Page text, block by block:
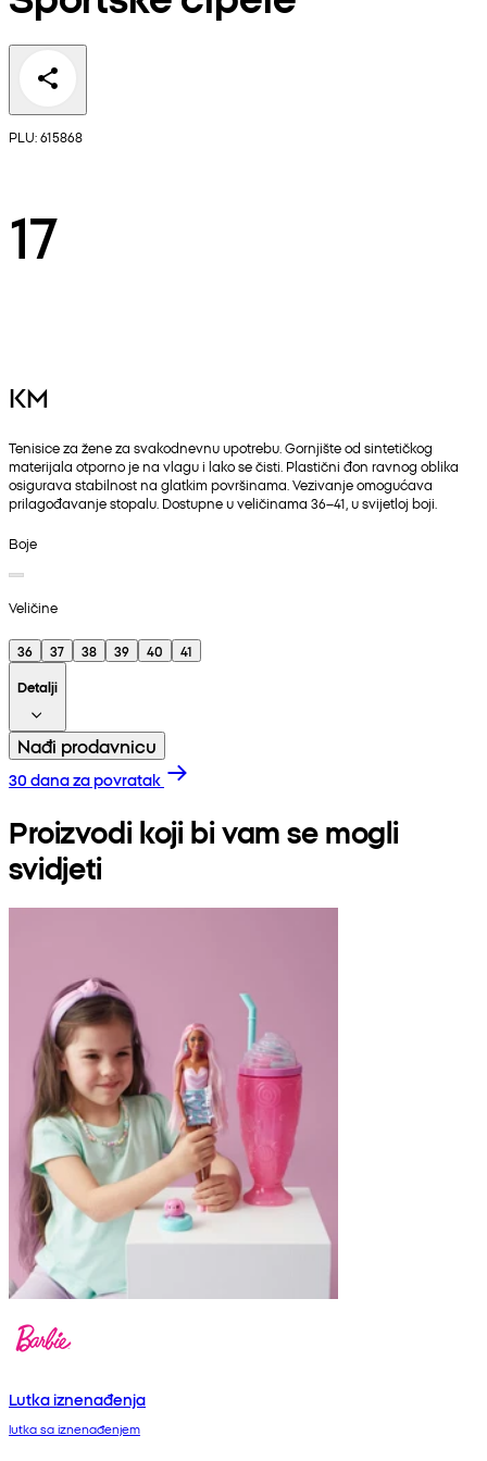
PLU: 615868
17
KM
Tenisice za žene za svakodnevnu upotrebu. Gornjište od sintetičkog
materijala otporno je na vlagu i lako se čisti. Plastični đon ravnog oblika
osigurava stabilnost na glatkim površinama. Vezivanje omogućava
prilagođavanje stopalu. Dostupne u veličinama 36–41, u svijetloj boji.
Boje
Veličine
36 37 38 39 40
41
Detalji
Nađi prodavnicu
30 dana za povratak
Proizvodi koji bi vam se mogli
svidjeti
Lutka iznenađenja
lutka sa iznenađenjem